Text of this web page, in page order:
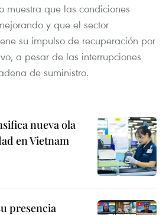
muestra que las condiciones
y que el sector
su impulso de recuperación por
a pesar de las interrupciones
de suministro.
nueva ola
en Vietnam
presencia